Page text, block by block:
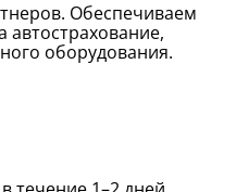
Обеспечиваем
оборудования.